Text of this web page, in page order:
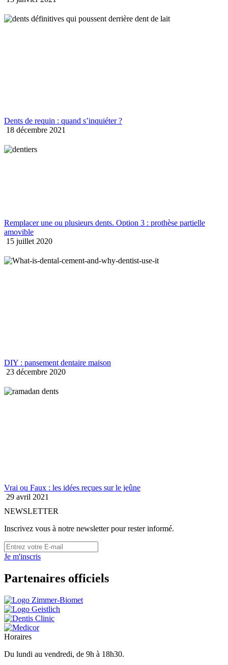
Dents de requin : quand s’inquiéter ?
18 décembre 2021
Remplacer une ou plusieurs dents. Option 3 : prothèse partielle
amovible
15 juillet 2020
DIY : pansement dentaire maison
23 décembre 2020
Vrai ou Faux : les idées reçues sur le jeûne
29 avril 2021
NEWSLETTER
Inscrivez vous à notre newsletter pour rester informé.
Je m'inscris
Partenaires officiels
Horaires
Du lundi au vendredi, de 9h à 18h30.